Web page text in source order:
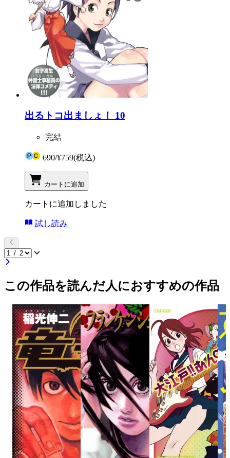
出るトコ出ましょ！ 10
完結
690/¥759(税込)
カートに追加
カートに追加しました
試し読み
この作品を読んだ人におすすめの作品